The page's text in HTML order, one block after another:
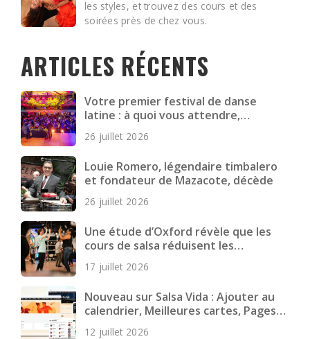
les styles, et trouvez des cours et des
soirées près de chez vous.
ARTICLES RÉCENTS
Votre premier festival de danse
latine : à quoi vous attendre,
comment vous préparer et quoi
emporter
26 juillet 2026
Louie Romero, légendaire timbalero
et fondateur de Mazacote, décède
26 juillet 2026
Une étude d’Oxford révèle que les
cours de salsa réduisent les
symptômes dépressifs chez les
jeunes adultes
17 juillet 2026
Nouveau sur Salsa Vida : Ajouter au
calendrier, Meilleures cartes, Pages
plus rapides et plus encore
12 juillet 2026